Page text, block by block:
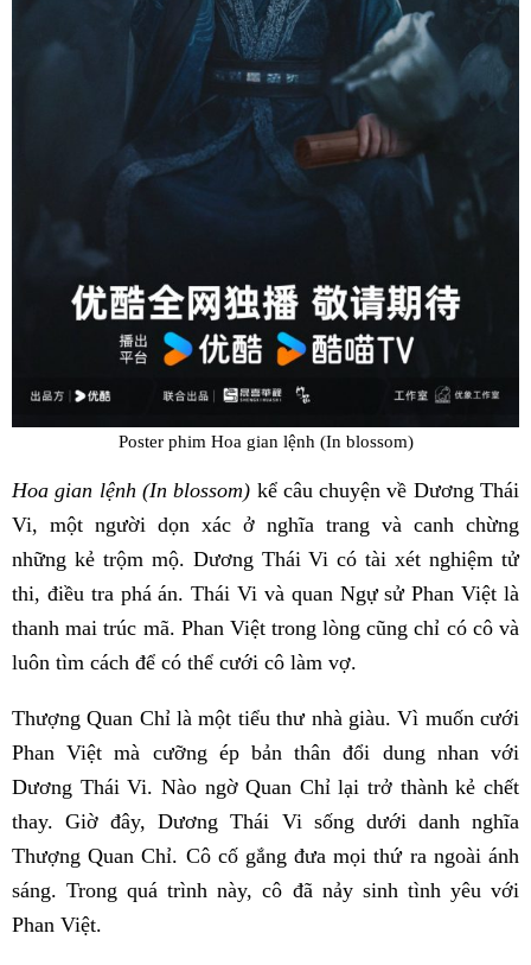
Poster phim Hoa gian lệnh (In blossom)
Hoa gian lệnh (In blossom) kể câu chuyện về Dương Thái
Vi, một người dọn xác ở nghĩa trang và canh chừng
những kẻ trộm mộ. Dương Thái Vi có tài xét nghiệm tử
thi, điều tra phá án. Thái Vi và quan Ngự sử Phan Việt là
thanh mai trúc mã. Phan Việt trong lòng cũng chỉ có cô và
luôn tìm cách để có thể cưới cô làm vợ.
Thượng Quan Chỉ là một tiểu thư nhà giàu. Vì muốn cưới
Phan Việt mà cưỡng ép bản thân đổi dung nhan với
Dương Thái Vi. Nào ngờ Quan Chỉ lại trở thành kẻ chết
thay. Giờ đây, Dương Thái Vi sống dưới danh nghĩa
Thượng Quan Chỉ. Cô cố gắng đưa mọi thứ ra ngoài ánh
sáng. Trong quá trình này, cô đã nảy sinh tình yêu với
Phan Việt.